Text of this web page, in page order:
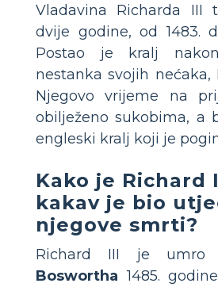
Vladavina Richarda III
dvije godine, od 1483.
Postao je kralj
nestanka svojih
Njegovo vrijeme na
obilježeno sukobima, a
engleski kralj koji je
Kako je Richard
kakav je bio
njegove smrti?
Richard III je
Boswortha 1485.